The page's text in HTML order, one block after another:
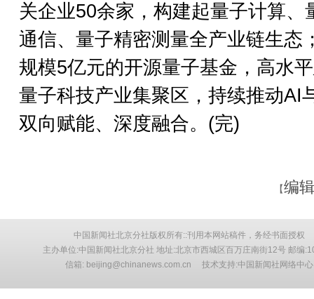
关企业50余家，构建起量子计算、
通信、量子精密测量全产业链生态
规模5亿元的开源量子基金，高水
量子科技产业集聚区，持续推动AI
双向赋能、深度融合。(完)
【编
中国新闻社北京分社版权所有::刊用本网站稿件，务经书面授权
主办单位:中国新闻社北京分社 地址:北京市西城区百万庄南街12号 邮编
信箱: beijing@chinanews.com.cn 技术支持:中国新闻社网络中心